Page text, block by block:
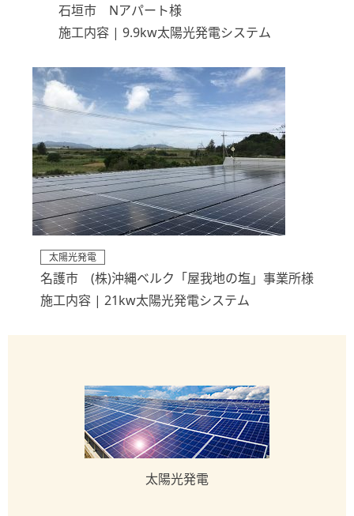
石垣市 Nアパート様
施工内容 | 9.9kw太陽光発電システム
太陽光発電
名護市 (株)沖縄ベルク「屋我地の塩」事業所様
施工内容 | 21kw太陽光発電システム
太陽光発電